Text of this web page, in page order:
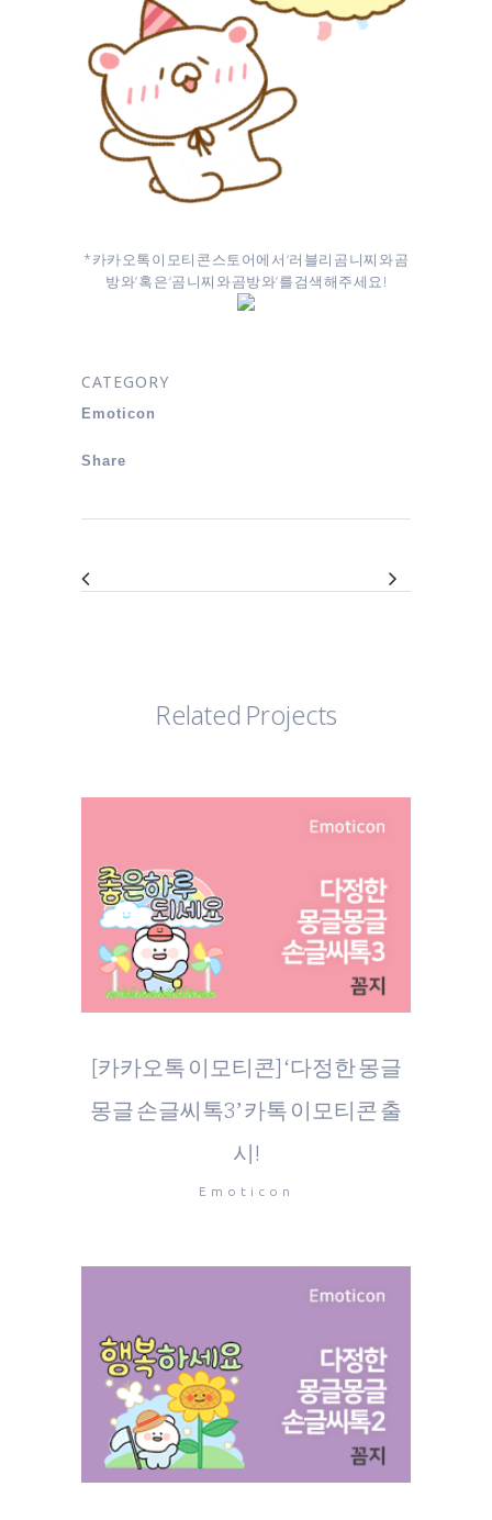
* 카카오톡 이모티콘 스토어에서 ‘러블리 곰니찌와 곰
방와’ 혹은 ‘곰니찌와 곰방와’를 검색해주세요!
CATEGORY
Emoticon
Share
Related Projects
[카카오톡 이모티콘] ‘다정한 몽글
몽글 손글씨톡3’ 카톡 이모티콘 출
시!
Emoticon